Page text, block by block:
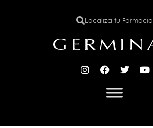
Localiza tu Farmacia